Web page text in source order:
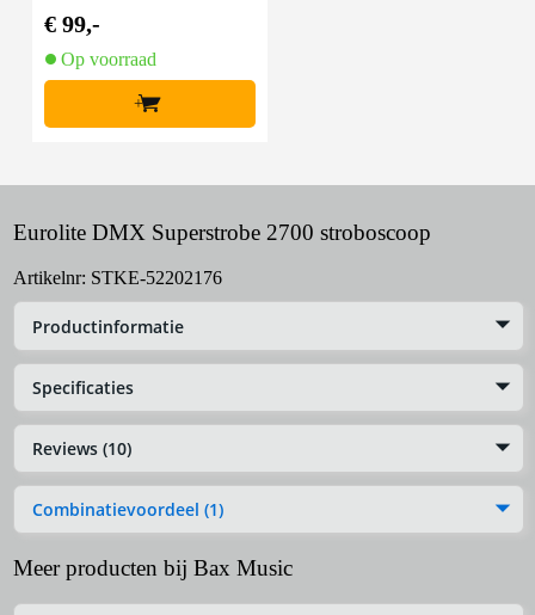
€ 99,-
Op voorraad
+
Eurolite DMX Superstrobe 2700 stroboscoop
Artikelnr: STKE-52202176
Productinformatie
Specificaties
Reviews (10)
Combinatievoordeel (1)
Meer producten bij Bax Music